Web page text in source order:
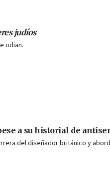
judíos
odian.
a su historial de
del diseñador británico y